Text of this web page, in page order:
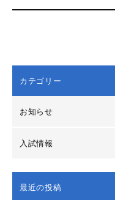
カテゴリー
お知らせ
入試情報
最近の投稿